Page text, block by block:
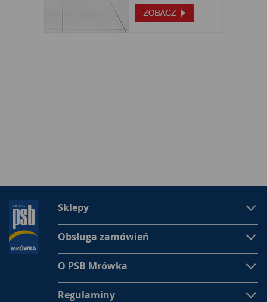
Sklepy
Obsługa zamówień
O PSB Mrówka
Regulaminy